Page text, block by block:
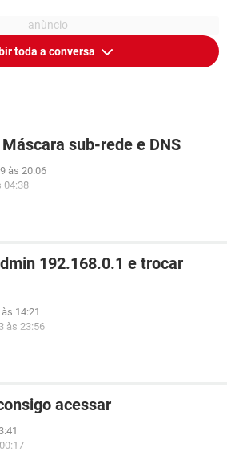
toda a conversa
sub-rede e DNS
às 20:06
04:38
192.168.0.1 e trocar
14:21
às 23:56
acessar